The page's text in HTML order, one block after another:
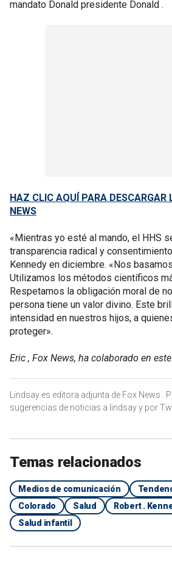
mandato Donald presidente Donald .
HAZ CLIC AQUÍ PARA DESCARGAR
NEWS
«Mientras yo esté al mando, el HHS
transparencia radical y
Kennedy en diciembre. «Nos
Utilizamos los métodos científicos
Respetamos la obligación moral de
persona tiene un valor divino. Este
intensidad en nuestros hijos, a
proteger».
Eric , Fox News, ha colaborado en
Lindsay es editora adjunta de Fox News .
sugerencias de noticias a lindsay y por
Temas relacionados
Medios de comunicación
Colorado
Salud
Robert .
Salud infantil